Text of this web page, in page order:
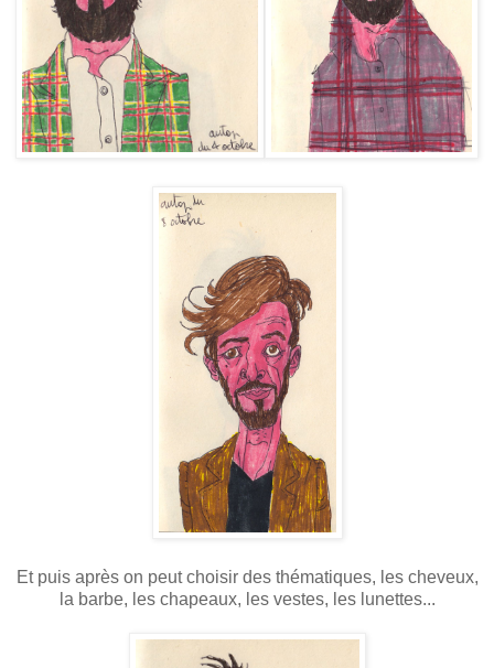
Et puis après on peut choisir des thématiques, les cheveux,
la barbe, les chapeaux, les vestes, les lunettes...